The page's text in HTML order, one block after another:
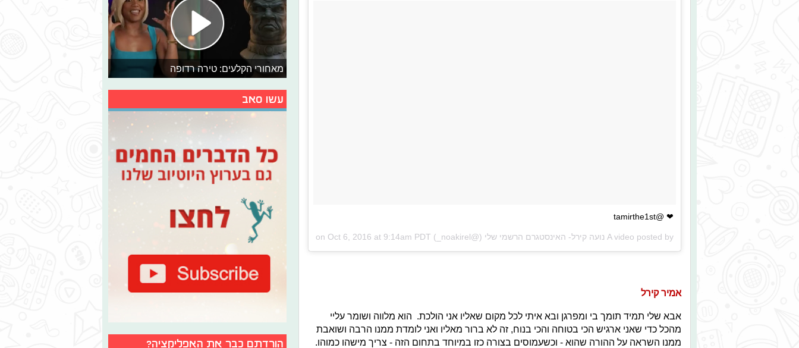
❤ @tamirthe1st
A video posted by נועה קירל- האינסטגרם הרשמי שלי (@noakirel_) on Oct 6, 2016 at 9:14am PDT
אמיר קירל
אבא שלי תמיד תומך בי ומפרגן ובא איתי לכל מקום שאליו אני הולכת. הוא מלווה ושומר עליי
מהכל כדי שאני ארגיש הכי בטוחה והכי בנוח, זה לא ברור מאליו ואני לומדת ממנו הרבה ושואבת
ממנו השראה על ההורה שהוא - וכשעמוסים בצורה כזו במיוחד בתחום הזה - צריך מישהו כמוהו.
מאחורי הקלעים: טירה רדופה
עשו סאב
הורדתם כבר את האפליקציה?